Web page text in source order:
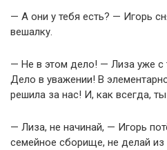
— А они у тебя есть? — Игорь
вешалку.
— Не в этом дело! — Лиза уже с
Дело в уважении! В
решила за нас! И, как всегда,
— Лиза, не начинай, — Игорь
семейное сборище, не делай из